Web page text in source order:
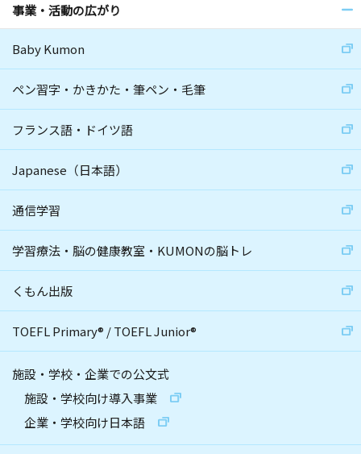
事業・活動の広がり
Baby Kumon
ペン習字・かきかた・筆ペン・毛筆
フランス語・ドイツ語
Japanese（日本語）
通信学習
学習療法・脳の健康教室・KUMONの脳トレ
くもん出版
TOEFL Primary® /TOEFL Junior®
施設・学校・企業での公文式
施設・学校向け導入事業
企業・学校向け日本語